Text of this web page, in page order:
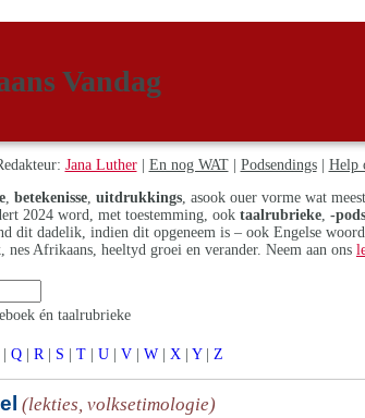
Vandag
Jana Luther| En nog WAT| Podsendings| Help
betekenisse uitdrukkings , asook ouer vorme wat
2024 word, met toestemming, ook taalrubrieke -
dit dadelik, indien dit opgeneem is – ook Engelse
Afrikaans, heeltyd groei en verander. Neem aan ons
én taalrubrieke
| Q | R | S | T | U | V | W | X | Y | Z
(lekties, volksetimologie)